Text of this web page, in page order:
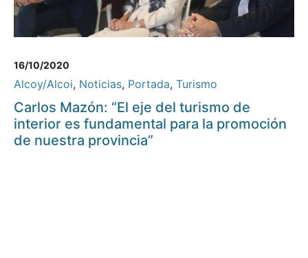
16/10/2020
Alcoy/Alcoi, Noticias, Portada, Turismo
Carlos Mazón: “El eje del turismo de
interior es fundamental para la promoción
de nuestra provincia”